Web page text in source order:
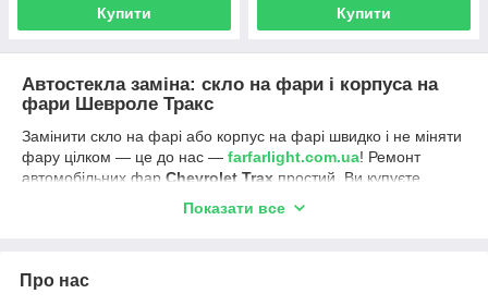
Купити Купити
Автостекла заміна: скло на фари і корпуса на
фари Шевроле Тракс
Замінити скло на фарі або корпус на фарі швидко і не міняти
фару цілком — це до нас — farfarlight.com.ua! Ремонт
автомобільних фар Chevrolet Trax простий. Ви купуєте
стеклофари або корпус фари, звертаєтеся до установника і
через пару годин ваш запит вирішений.
(ходові вогні на авто) — вибір за вами:
Показати все
Про нас